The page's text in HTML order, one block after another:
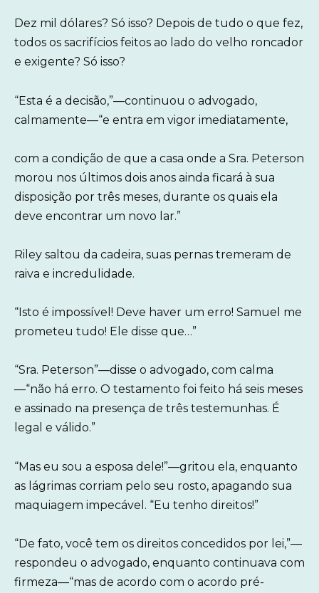
Dez mil dólares? Só isso? Depois de tudo o que fez,
todos os sacrifícios feitos ao lado do velho roncador
e exigente? Só isso?
“Esta é a decisão,”—continuou o advogado,
calmamente—“e entra em vigor imediatamente,
com a condição de que a casa onde a Sra. Peterson
morou nos últimos dois anos ainda ficará à sua
disposição por três meses, durante os quais ela
deve encontrar um novo lar.”
Riley saltou da cadeira, suas pernas tremeram de
raiva e incredulidade.
“Isto é impossível! Deve haver um erro! Samuel me
prometeu tudo! Ele disse que…”
“Sra. Peterson”—disse o advogado, com calma
—“não há erro. O testamento foi feito há seis meses
e assinado na presença de três testemunhas. É
legal e válido.”
“Mas eu sou a esposa dele!”—gritou ela, enquanto
as lágrimas corriam pelo seu rosto, apagando sua
maquiagem impecável. “Eu tenho direitos!”
“De fato, você tem os direitos concedidos por lei,”—
respondeu o advogado, enquanto continuava com
firmeza—“mas de acordo com o acordo pré-